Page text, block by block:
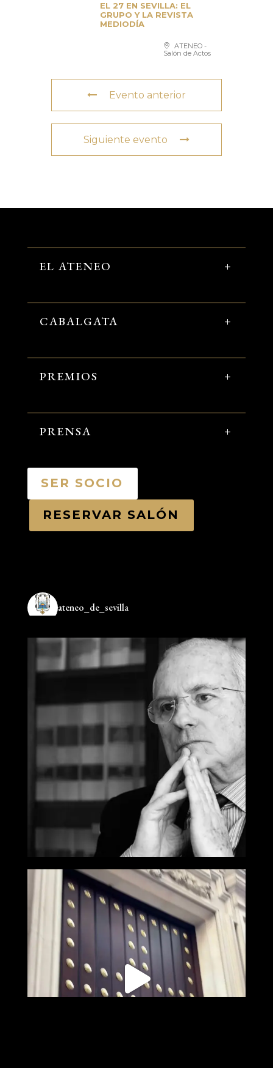
EL 27 EN SEVILLA: EL
GRUPO Y LA REVISTA
MEDIODÍA
ATENEO -
Salón de Actos
Evento anterior
Siguiente evento
EL ATENEO
CABALGATA
PREMIOS
PRENSA
SER SOCIO
RESERVAR SALÓN
ateneo_de_sevilla